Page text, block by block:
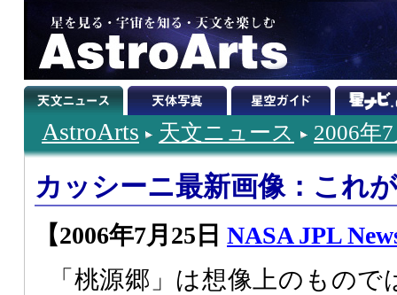
AstroArts 天文ニュース 2006年
カッシーニ最新画像：これ
【2006年7月25日 NASA JPL
「桃源郷」は想像上のもの